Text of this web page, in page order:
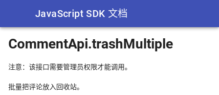
JavaScript SDK 文档
CommentApi.trashMultiple
注意：该接口需要管理员权限才能调用。
批量把评论放入回收站。